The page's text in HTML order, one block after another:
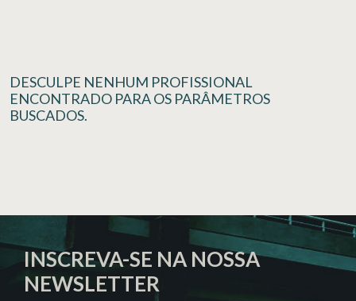
DESCULPE NENHUM PROFISSIONAL
ENCONTRADO PARA OS PARÂMETROS
BUSCADOS.
INSCREVA-SE NA NOSSA
NEWSLETTER